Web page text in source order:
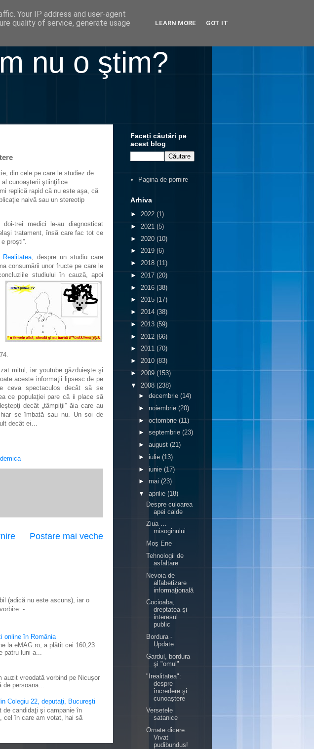
nu o ştim?
din cele pe care le studiez de
cunoaşterii ştiinţifice
replică rapid că nu este aşa, că
naivă sau un stereotip
trei medici le-au diagnosticat
tratament, însă care fac tot ce
proşti”.
Realitatea, despre un studiucare
consumării unor fructe pe care le
studiului în cauză, apoi
mitul, iar youtube găzduieşte şi
aceste informaţii lipsesc de pe
ceva spectaculos decât să se
ce populaţiei pare că ii place să
decât „tâmpiţii” ăia care au
se îmbată sau nu. Un soi de
decât ei…
Postare mai veche
(adică nu este ascuns), iar o
- ...
online în România
la eMAG.ro, a plătit cei 160,23
patru luni a...
auzit vreodată vorbind pe Nicuşor
de persoana...
Colegiu 22, deputaţi, Bucureşti
de candidaţi şi campanie în
cel în care am votat, hai să
Faceți căutări pe
acest blog
Pagina de pornire
Arhiva
► 2022 (1)
► 2021 (5)
► 2020 (10)
► 2019 (6)
► 2018 (11)
► 2017 (20)
► 2016 (38)
► 2015 (17)
► 2014 (38)
► 2013 (59)
► 2012 (66)
► 2011 (70)
► 2010 (83)
► 2009 (153)
▼ 2008 (238)
► decembrie (14)
► noiembrie (20)
► octombrie (11)
► septembrie (23)
► august (21)
► iulie (13)
► iunie (17)
► mai (23)
▼ aprilie (18)
Despre culoarea
apei calde
Ziua …
misoginului
Moş Ene
Tehnologii de
asfaltare
Nevoia de
alfabetizare
informaţională
Cocioaba,
dreptatea şi
interesul
public
Bordura -
Update
Gardul, bordura
şi "omul"
"Irealitatea":
despre
încredere şi
cunoaştere
Versetele
satanice
Ornate dicere.
Vivat
pudibundus!
Your IP address and user-agent
quality of service, generate usage
LEARN MORE GOT IT